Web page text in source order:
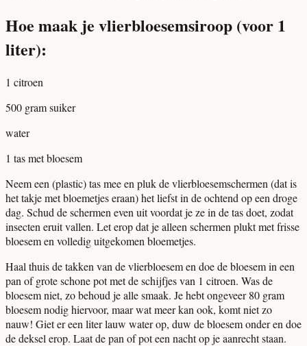
Hoe maak je vlierbloesemsiroop (voor 1
liter):
1 citroen
500 gram suiker
water
1 tas met bloesem
Neem een (plastic) tas mee en pluk de vlierbloesemschermen (dat is
het takje met bloemetjes eraan) het liefst in de ochtend op een droge
dag. Schud de schermen even uit voordat je ze in de tas doet, zodat
insecten eruit vallen. Let erop dat je alleen schermen plukt met frisse
bloesem en volledig uitgekomen bloemetjes.
Haal thuis de takken van de vlierbloesem en doe de bloesem in een
pan of grote schone pot met de schijfjes van 1 citroen. Was de
bloesem niet, zo behoud je alle smaak. Je hebt ongeveer 80 gram
bloesem nodig hiervoor, maar wat meer kan ook, komt niet zo
nauw! Giet er een liter lauw water op, duw de bloesem onder en doe
de deksel erop. Laat de pan of pot een nacht op je aanrecht staan.